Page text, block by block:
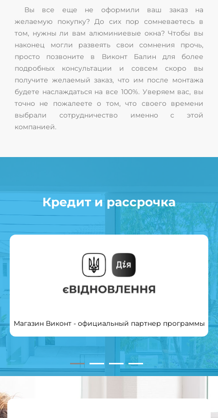
Вы все еще не оформили ваш заказ на
желаемую покупку? До сих пор сомневаетесь в
том, нужны ли вам алюминиевые окна? Чтобы вы
наконец могли развеять свои сомнения прочь,
просто позвоните в Виконт Балин для более
подробных консультации и совсем скоро вы
получите желаемый заказ, что им после монтажа
будете наслаждаться на все 100%. Уверяем вас, вы
точно не пожалеете о том, что своего времени
выбрали сотрудничество именно с этой
компанией.
Кредит и рассрочка
Магазин Виконт - официальный партнер программы